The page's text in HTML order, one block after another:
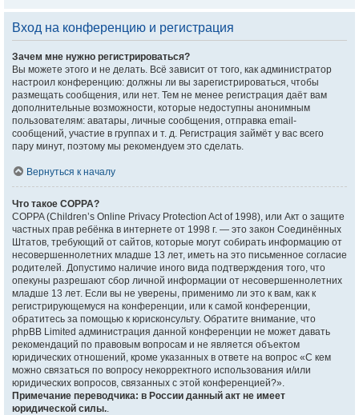
Вход на конференцию и регистрация
Зачем мне нужно регистрироваться?
Вы можете этого и не делать. Всё зависит от того, как администратор
настроил конференцию: должны ли вы зарегистрироваться, чтобы
размещать сообщения, или нет. Тем не менее регистрация даёт вам
дополнительные возможности, которые недоступны анонимным
пользователям: аватары, личные сообщения, отправка email-
сообщений, участие в группах и т. д. Регистрация займёт у вас всего
пару минут, поэтому мы рекомендуем это сделать.
Вернуться к началу
Что такое COPPA?
COPPA (Children’s Online Privacy Protection Act of 1998), или Акт о защите
частных прав ребёнка в интернете от 1998 г. — это закон Соединённых
Штатов, требующий от сайтов, которые могут собирать информацию от
несовершеннолетних младше 13 лет, иметь на это письменное согласие
родителей. Допустимо наличие иного вида подтверждения того, что
опекуны разрешают сбор личной информации от несовершеннолетних
младше 13 лет. Если вы не уверены, применимо ли это к вам, как к
регистрирующемуся на конференции, или к самой конференции,
обратитесь за помощью к юрисконсульту. Обратите внимание, что
phpBB Limited администрация данной конференции не может давать
рекомендаций по правовым вопросам и не является объектом
юридических отношений, кроме указанных в ответе на вопрос «С кем
можно связаться по вопросу некорректного использования и/или
юридических вопросов, связанных с этой конференцией?».
Примечание переводчика: в России данный акт не имеет
юридической силы..